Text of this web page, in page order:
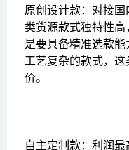
原创设计款：对接
类货源款式独特性
是要具备精准选款能
工艺复杂的款式，
价。
自主定制款：利润